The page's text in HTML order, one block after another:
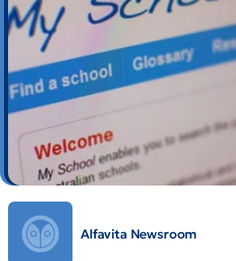
Alfavita Newsroom